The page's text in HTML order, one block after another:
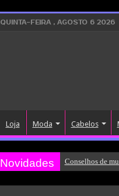
QUINTA-FEIRA , AGOSTO 6 2026
Loja Moda Cabelos
Novidades Conselhos de